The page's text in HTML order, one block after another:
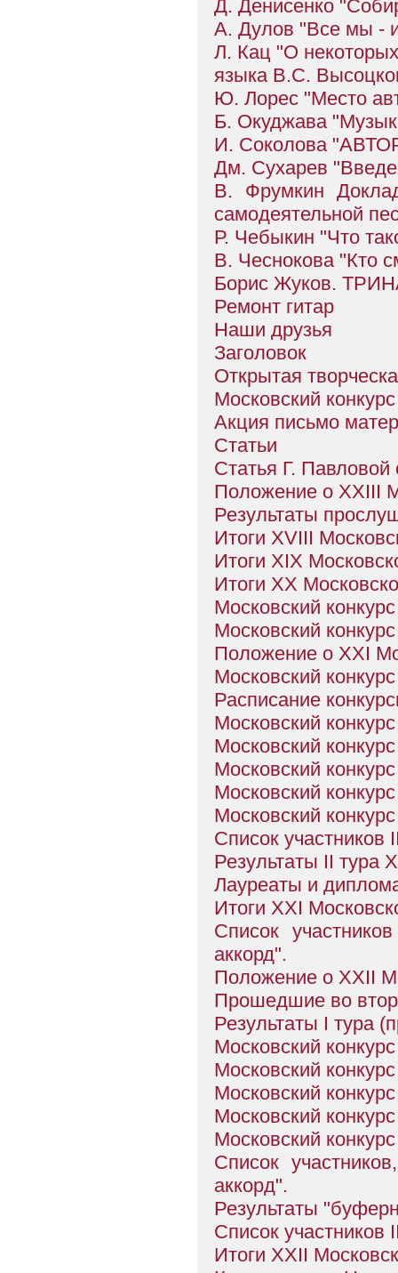
Д. Денисенко
А. Дулов "Все мы -
Л. Кац "О некоторых
языка В.С.
Ю. Лорес "Место
Б. Окуджава
И. Соколова
Дм. Сухарев
В. Фрумкин
самодеятельной
Р. Чебыкин "Что
В. Чеснокова "Кто
Борис Жуков.
Ремонт гитар
Наши друзья
Заголовок
Открытая
Московский конкурс
Акция письмо
Статьи
Статья Г. Павловой
Положение о XXIII
Результаты
Итоги XVIII
Итоги XIX
Итоги XX
Московский
Московский
Положение о XXI
Московский
Расписание
Московский
Московский
Московский
Московский
Московский
Список участников
Результаты II тура
Лауреаты и
Итоги XXI
Список
аккорд".
Положение о XXII
Прошедшие во
Результаты I тура
Московский
Московский
Московский
Московский
Московский
Список
аккоpд".
Результаты
Список участников
Итоги XXII